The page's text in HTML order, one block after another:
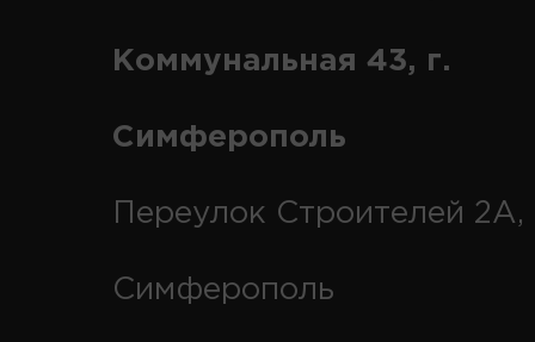
Коммунальная 43, г.
Симферополь
Переулок Строителей 2А,
Симферополь